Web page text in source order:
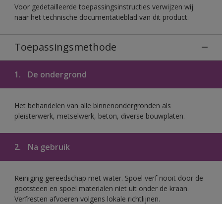
Voor gedetailleerde toepassingsinstructies verwijzen wij
naar het technische documentatieblad van dit product.
Toepassingsmethode
1. De ondergrond
Het behandelen van alle binnenondergronden als
pleisterwerk, metselwerk, beton, diverse bouwplaten.
2. Na gebruik
Reiniging gereedschap met water. Spoel verf nooit door de
gootsteen en spoel materialen niet uit onder de kraan.
Verfresten afvoeren volgens lokale richtlijnen.